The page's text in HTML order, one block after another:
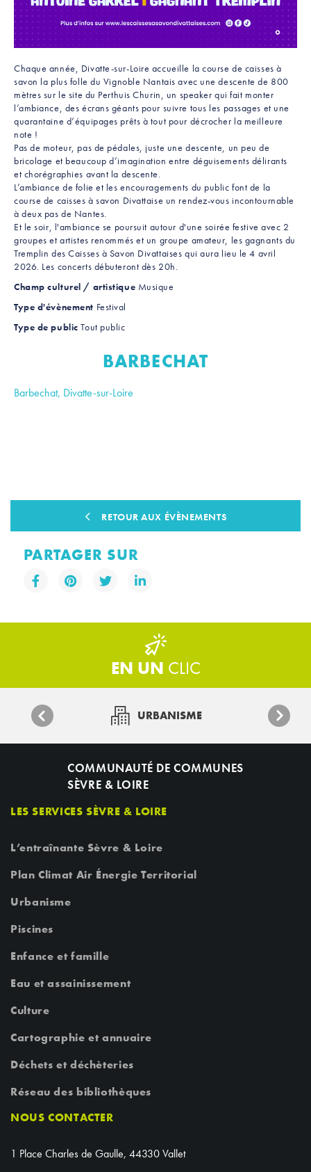
Chaque année, Divatte-sur-Loire accueille la course de caisses à
savon la plus folle du Vignoble Nantais avec une descente de 800
mètres sur le site du Perthuis Churin, un speaker qui fait monter
l’ambiance, des écrans géants pour suivre tous les passages et une
quarantaine d’équipages prêts à tout pour décrocher la meilleure
note !
Pas de moteur, pas de pédales, juste une descente, un peu de
bricolage et beaucoup d’imagination entre déguisements délirants
et chorégraphies avant la descente.
L’ambiance de folie et les encouragements du public font de la
course de caisses à savon Divattaise un rendez-vous incontournable
à deux pas de Nantes.
Et le soir, l'ambiance se poursuit autour d'une soirée festive avec 2
groupes et artistes renommés et un groupe amateur, les gagnants du
Tremplin des Caisses à Savon Divattaises qui aura lieu le 4 avril
2026. Les concerts débuteront dès 20h.
Champ culturel / artistique Musique
Type d'évènement Festival
Type de publicTout public
BARBECHAT
Barbechat, Divatte-sur-Loire
RETOUR AUX ÉVÈNEMENTS
PARTAGER SUR
EN UN CLIC
URBANISME
COMMUNAUTÉ DE COMMUNES
SÈVRE & LOIRE
LES SERVICES SÈVRE & LOIRE
L’entraînante Sèvre & Loire
Plan Climat Air Énergie Territorial
Urbanisme
Piscines
Enfance et famille
Eau et assainissement
Culture
Cartographie et annuaire
Déchets et déchèteries
Réseau des bibliothèques
NOUS CONTACTER
1 Place Charles de Gaulle, 44330 Vallet